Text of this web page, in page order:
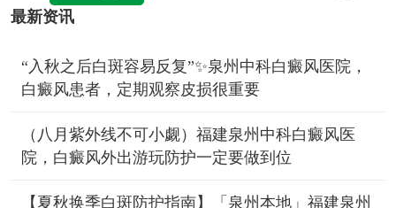
最新资讯
“入秋之后白斑容易反复”✨泉州中科白癜风医院，
白癜风患者，定期观察皮损很重要
（八月紫外线不可小觑）福建泉州中科白癜风医
院，白癜风外出游玩防护一定要做到位
【夏秋换季白斑防护指南】「泉州本地」福建泉州